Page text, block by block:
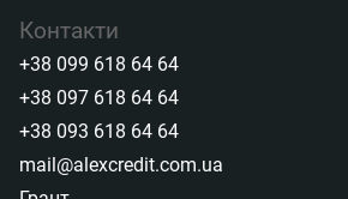
Контакти
+38 099 618 64 64
+38 097 618 64 64
+38 093 618 64 64
mail@alexcredit.com.ua